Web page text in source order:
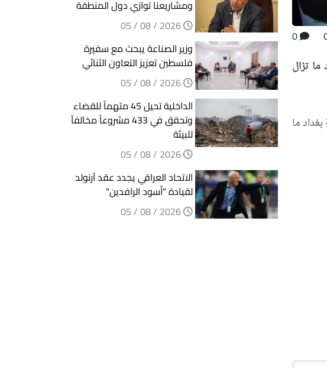
بمحافظة بغداد ما تزال
البطاقة النفطية رقم 9 في محافظة بغداد ما
ومشاريعنا توازي دول المنطقة
وزير الصناعة يبحث مع سفيرة
فلسطين تعزيز التعاون الثنائي
الداخلية تحيل 45 متهماً للقضاء
وتحقق في 433 مشروعاً مخالفاً
للبيئة
الاتحاد العراقي يجدد عقد آرنولد
لقيادة "أسود الرافدين"